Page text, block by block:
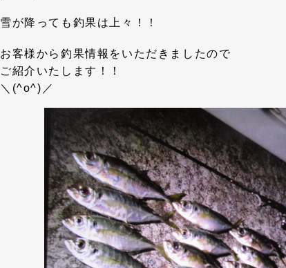
雪が降っても釣果は上々！！
お客様から釣果情報をいただきましたので
ご紹介いたします！！
＼(^o^)／